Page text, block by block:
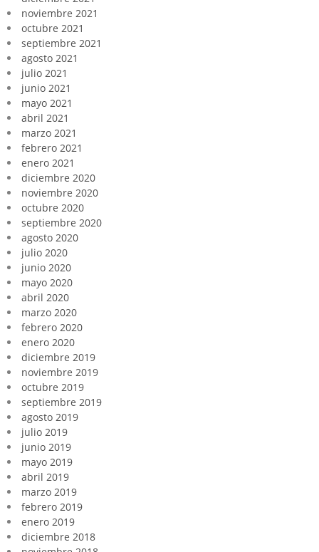
noviembre 2021
octubre 2021
septiembre 2021
agosto 2021
julio 2021
junio 2021
mayo 2021
abril 2021
marzo 2021
febrero 2021
enero 2021
diciembre 2020
noviembre 2020
octubre 2020
septiembre 2020
agosto 2020
julio 2020
junio 2020
mayo 2020
abril 2020
marzo 2020
febrero 2020
enero 2020
diciembre 2019
noviembre 2019
octubre 2019
septiembre 2019
agosto 2019
julio 2019
junio 2019
mayo 2019
abril 2019
marzo 2019
febrero 2019
enero 2019
diciembre 2018